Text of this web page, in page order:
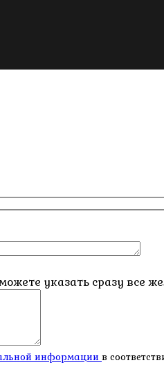
указать сразу все
информации в